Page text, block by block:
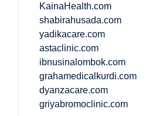
KainaHealth.com
shabirahusada.com
yadikacare.com
astaclinic.com
ibnusinalombok.com
grahamedicalkurdi.com
dyanzacare.com
griyabromoclinic.com